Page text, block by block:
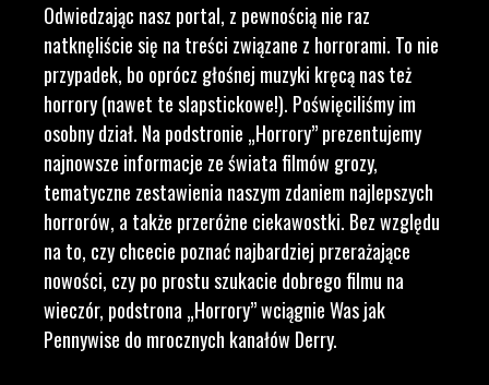
Odwiedzając nasz portal, z pewnością nie raz
natknęliście się na treści związane z horrorami. To nie
przypadek, bo oprócz głośnej muzyki kręcą nas też
horrory (nawet te slapstickowe!). Poświęciliśmy im
osobny dział. Na podstronie „Horrory” prezentujemy
najnowsze informacje ze świata filmów grozy,
tematyczne zestawienia naszym zdaniem najlepszych
horrorów, a także przeróżne ciekawostki. Bez względu
na to, czy chcecie poznać najbardziej przerażające
nowości, czy po prostu szukacie dobrego filmu na
wieczór, podstrona „Horrory” wciągnie Was jak
Pennywise do mrocznych kanałów Derry.